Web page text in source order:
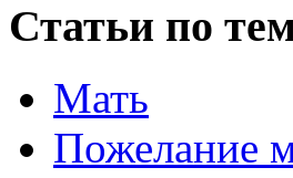
Статьи по
Мать
Пожелание